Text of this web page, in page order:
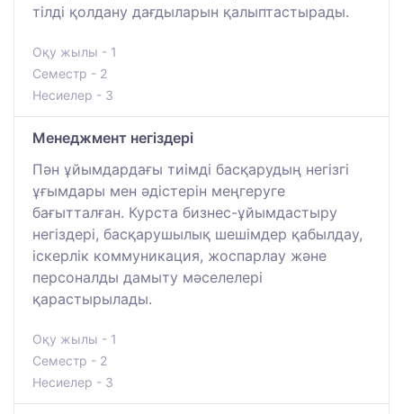
тілді қолдану дағдыларын қалыптастырады.
Оқу жылы - 1
Семестр - 2
Несиелер - 3
Менеджмент негіздері
Пән ұйымдардағы тиімді басқарудың негізгі
ұғымдары мен әдістерін меңгеруге
бағытталған. Курста бизнес-ұйымдастыру
негіздері, басқарушылық шешімдер қабылдау,
іскерлік коммуникация, жоспарлау және
персоналды дамыту мәселелері
қарастырылады.
Оқу жылы - 1
Семестр - 2
Несиелер - 3